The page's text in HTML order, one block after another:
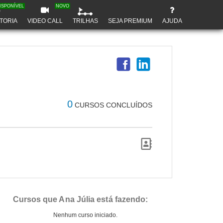
VIDEO CALL
NOVO
TRILHAS SEJA PREMIUM AJUDA
0 CURSOS CONCLUÍDOS
Cursos que Ana Júlia está fazendo:
Nenhum curso iniciado.